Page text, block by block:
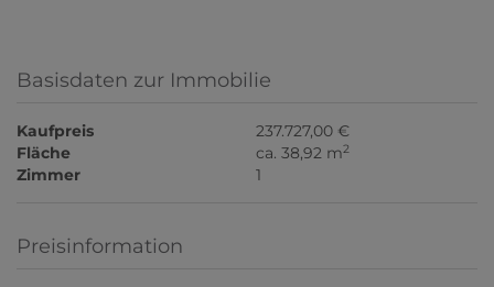
Basisdaten zur Immobilie
Kaufpreis
237.727,00 €
Fläche
ca. 38,92 m2
Zimmer 1
Preisinformation